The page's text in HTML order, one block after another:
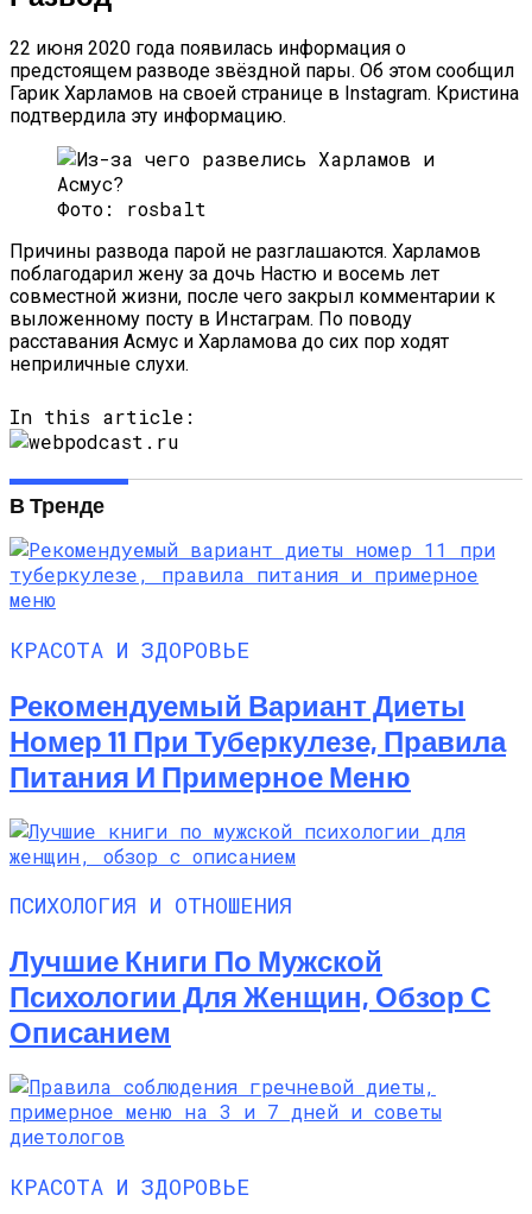
22 июня 2020 года появилась информация о
предстоящем разводе звёздной пары. Об этом сообщил
Гарик Харламов на своей странице в Instagram. Кристина
подтвердила эту информацию.
Фото: rosbalt
Причины развода парой не разглашаются. Харламов
поблагодарил жену за дочь Настю и восемь лет
совместной жизни, после чего закрыл комментарии к
выложенному посту в Инстаграм. По поводу
расставания Асмус и Харламова до сих пор ходят
неприличные слухи.
In this article:
В Тренде
КРАСОТА И ЗДОРОВЬЕ
Рекомендуемый Вариант Диеты
Номер 11 При Туберкулезе, Правила
Питания И Примерное Меню
ПСИХОЛОГИЯ И ОТНОШЕНИЯ
Лучшие Книги По Мужской
Психологии Для Женщин, Обзор С
Описанием
КРАСОТА И ЗДОРОВЬЕ